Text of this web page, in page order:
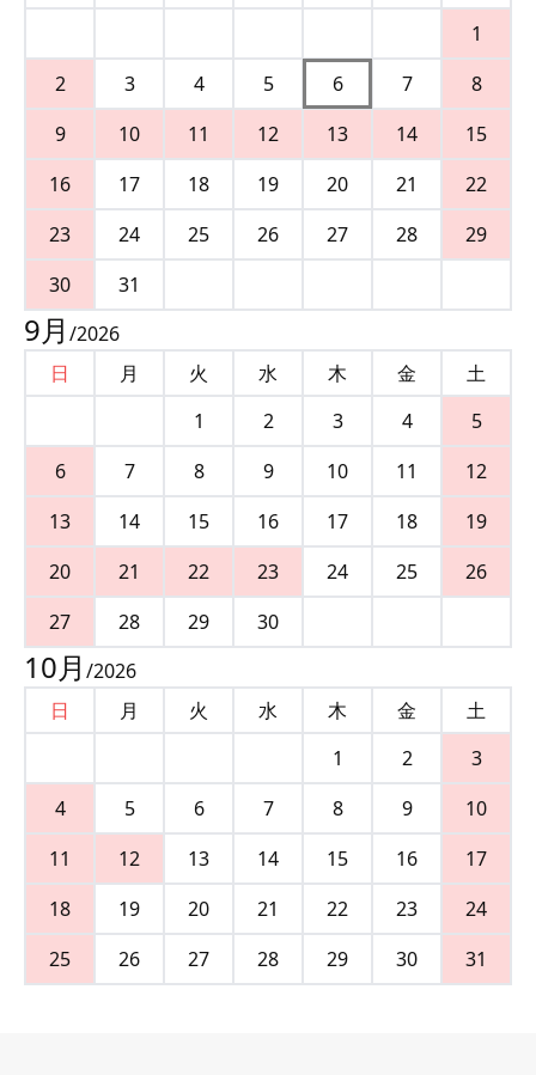
1
2
3 4 5 6 7
8
9
10 11 12 13 14
15
16
17 18 19 20 21
22
23
24 25 26 27 28
29
30
31
9月 /2026
日
月 火 水 木 金
土
1
2 3 4
5
6
7 8 9 10 11
12
13
14 15 16 17 18
19
20
21 22 23 24 25
26
27
28 29 30
10月 /2026
日
月 火 水 木 金
土
1
2
3
4
5 6 7 8 9
10
11
12 13 14 15 16
17
18
19 20 21 22 23
24
25
26 27 28 29 30 31